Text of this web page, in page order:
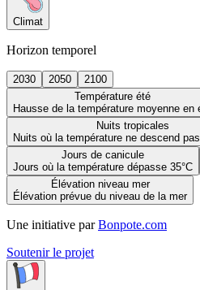
Climat
Horizon temporel
2030 2050
2100
Température été
Hausse de la température moyenne en
Nuits tropicales
Nuits où la température ne descend
Jours de canicule
Jours où la température dépasse 35°C
Élévation niveau mer
Élévation prévue du niveau de la mer
Une initiative par Bonpote.com
Soutenir le projet